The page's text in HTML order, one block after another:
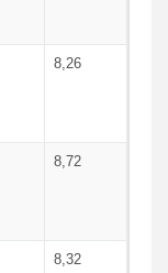
8,26
8,72
8,32